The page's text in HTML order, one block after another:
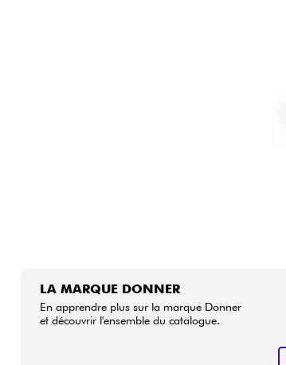
LA MARQUE DONNER
En apprendre plus sur la marque Donner
et découvrir l'ensemble du catalogue.